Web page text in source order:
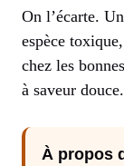
On l’écarte.
espèce
chez les
à saveur douce.
À propos